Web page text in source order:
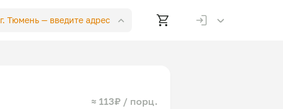
г. Тюмень — введите адрес
≈ 113₽ / порц.